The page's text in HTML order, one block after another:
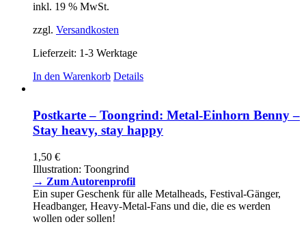
inkl. 19 % MwSt.
zzgl. Versandkosten
Lieferzeit: 1-3 Werktage
In den Warenkorb Details
Postkarte – Toongrind: Metal-Einhorn Benny –
Stay heavy, stay happy
1,50 €
Illustration: Toongrind
→ Zum Autorenprofil
Ein super Geschenk für alle Metalheads, Festival-Gänger,
Headbanger, Heavy-Metal-Fans und die, die es werden
wollen oder sollen!